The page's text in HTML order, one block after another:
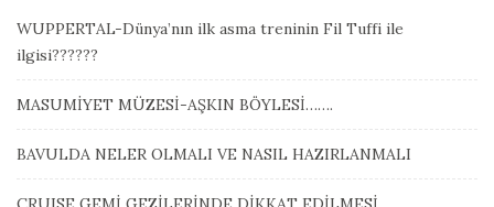
WUPPERTAL-Dünya’nın ilk asma treninin Fil Tuffi ile
ilgisi??????
MASUMİYET MÜZESİ-AŞKIN BÖYLESİ…….
BAVULDA NELER OLMALI VE NASIL HAZIRLANMALI